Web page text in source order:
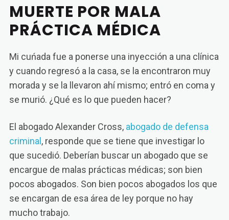
MUERTE POR MALA
PRÁCTICA MÉDICA
Mi cuńada fue a ponerse una inyección a una clínica
y cuando regresó a la casa, se la encontraron muy
morada y se la llevaron ahí mismo; entró en coma y
se murió. ¿Qué es lo que pueden hacer?
El abogado Alexander Cross, abogado de defensa
criminal, responde que se tiene que investigar lo
que sucedió. Deberían buscar un abogado que se
encargue de malas prácticas médicas; son bien
pocos abogados. Son bien pocos abogados los que
se encargan de esa área de ley porque no hay
mucho trabajo.